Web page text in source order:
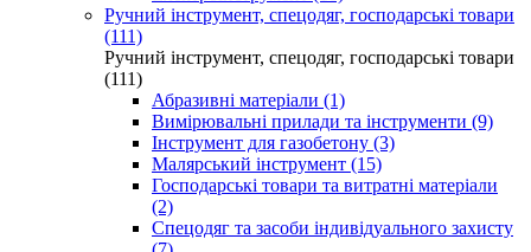
Ручний інструмент, спецодяг, господарські товари
(111)
Ручний інструмент, спецодяг, господарські товари
(111)
Абразивні матеріали (1)
Вимірювальні прилади та інструменти (9)
Інструмент для газобетону (3)
Малярський інструмент (15)
Господарські товари та витратні матеріали
(2)
Спецодяг та засоби індивідуального захисту